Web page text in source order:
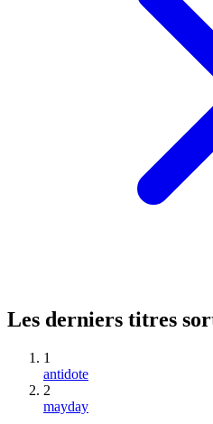
Les derniers titres
1
antidote
2
mayday